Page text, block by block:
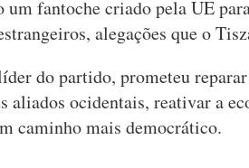
um fantoche criado pela UE
alegações que o
do partido, prometeu
aliados ocidentais, reativar a
caminho mais democrático.